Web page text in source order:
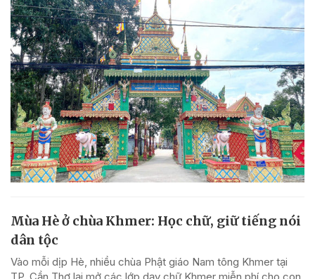
Mùa Hè ở chùa Khmer: Học chữ, giữ tiếng nói
dân tộc
Vào mỗi dịp Hè, nhiều chùa Phật giáo Nam tông Khmer tại